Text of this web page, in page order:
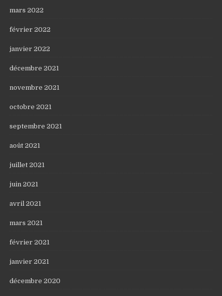
mars 2022
février 2022
janvier 2022
décembre 2021
novembre 2021
octobre 2021
septembre 2021
août 2021
juillet 2021
juin 2021
avril 2021
mars 2021
février 2021
janvier 2021
décembre 2020